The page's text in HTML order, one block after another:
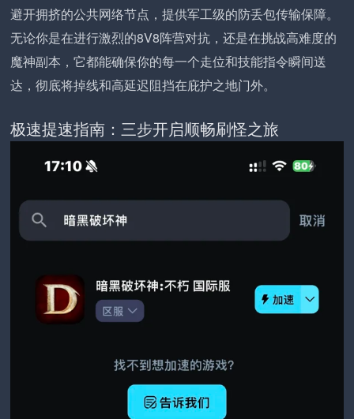
避开拥挤的公共网络节点，提供军工级的防丢包传输保障。
无论你是在进行激烈的8V8阵营对抗，还是在挑战高难度的
魔神副本，它都能确保你的每一个走位和技能指令瞬间送
达，彻底将掉线和高延迟阻挡在庇护之地门外。
极速提速指南：三步开启顺畅刷怪之旅